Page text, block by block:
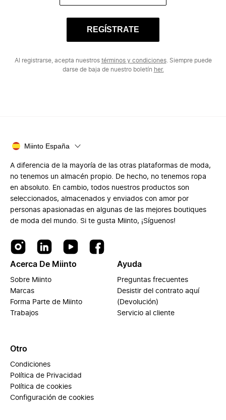
REGÍSTRATE
Al registrarse, acepta nuestros términos y condiciones. Siempre puede
darse de baja de nuestro boletín her.
Miinto España
A diferencia de la mayoría de las otras plataformas de moda,
no tenemos un almacén propio. De hecho, no tenemos ropa
en absoluto. En cambio, todos nuestros productos son
seleccionados, almacenados y enviados con amor por
personas apasionadas en algunas de las mejores boutiques
de moda del mundo. Si te gusta Miinto, ¡Síguenos!
Acerca De Miinto
Sobre Miinto
Marcas
Forma Parte de Miinto
Trabajos
Ayuda
Preguntas frecuentes
Desistir del contrato aquí
(Devolución)
Servicio al cliente
Otro
Condiciones
Política de Privacidad
Política de cookies
Configuración de cookies